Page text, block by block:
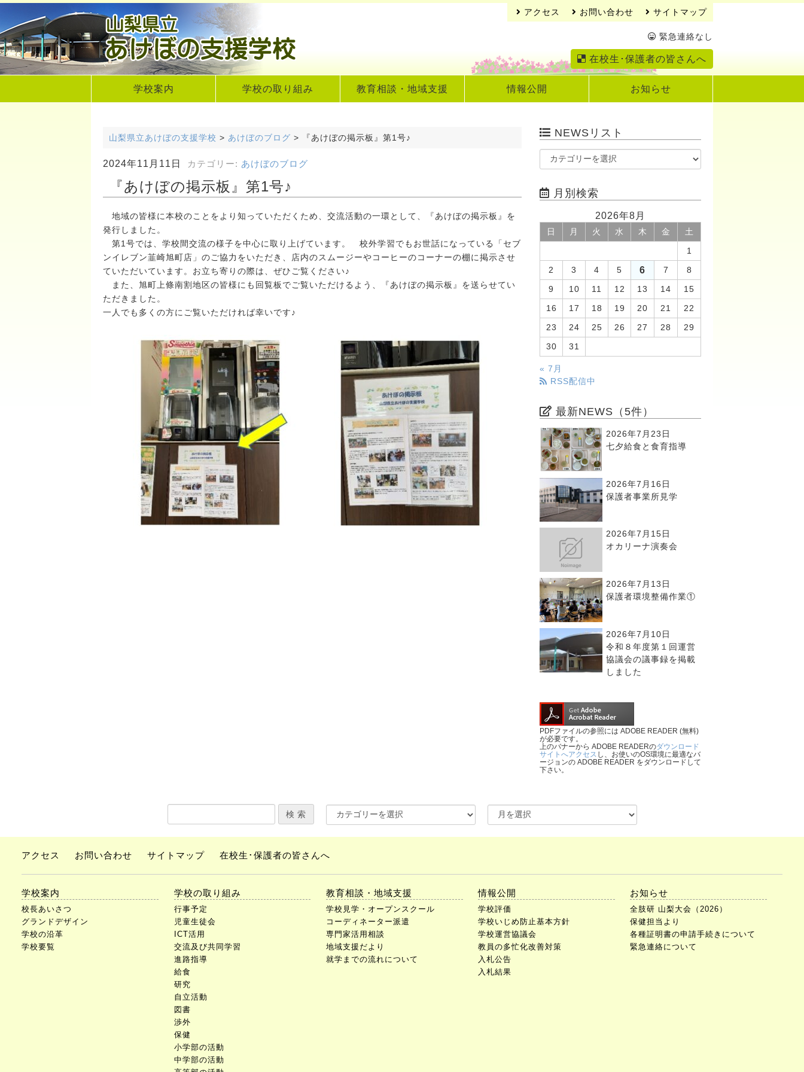
サイトマップ
お問い合わせ
アクセス
緊急連絡なし
在校生･保護者の皆さんへ
学校案内 学校の取り組み 教育相談・地域支援 情報公開 お知らせ
山梨県立あけぼの支援学校 > あけぼのブログ > 『あけぼの掲示板』第1号♪
2024年11月11日 カテゴリー: あけぼのブログ
『あけぼの掲示板』第1号♪
地域の皆様に本校のことをより知っていただくため、交流活動の一環として、『あけぼの掲示板』を
発行しました。
第1号では、学校間交流の様子を中心に取り上げています。 校外学習でもお世話になっている「セブ
ンイレブン韮崎旭町店」のご協力をいただき、店内のスムージーやコーヒーのコーナーの棚に掲示させ
ていただいています。お立ち寄りの際は、ぜひご覧ください♪
また、旭町上條南割地区の皆様にも回覧板でご覧いただけるよう、『あけぼの掲示板』を送らせてい
ただきました。
一人でも多くの方にご覧いただければ幸いです♪
NEWSリスト
月別検索
2026年8月
日 月 火 水 木 金 土
1
2 3 4 5 6 7 8
9 10 11 12 13 14 15
16 17 18 19 20 21 22
23 24 25 26 27 28 29
30 31
« 7月
RSS配信中
最新NEWS（5件）
2026年7月23日
七夕給食と食育指導
2026年7月16日
保護者事業所見学
2026年7月15日
オカリーナ演奏会
2026年7月13日
保護者環境整備作業①
2026年7月10日
令和８年度第１回運営
協議会の議事録を掲載
しました
PDFファイルの参照には ADOBE READER (無料)
が必要です。
上のバナーから ADOBE READERのダウンロード
サイトへアクセス し、お使いのOS環境に最適なバ
ージョンの ADOBE READER をダウンロードして
下さい。
アクセス お問い合わせ サイトマップ 在校生･保護者の皆さんへ
学校案内
校長あいさつ
グランドデザイン
学校の沿革
学校要覧
学校の取り組み
行事予定
児童生徒会
ICT活用
交流及び共同学習
進路指導
給食
研究
自立活動
図書
渉外
保健
小学部の活動
中学部の活動
教育相談・地域支援
学校見学・オープンスクール
コーディネーター派遣
専門家活用相談
地域支援だより
就学までの流れについて
情報公開
学校評価
学校いじめ防止基本方針
学校運営協議会
教員の多忙化改善対策
入札公告
入札結果
お知らせ
全肢研 山梨大会（2026）
保健担当より
各種証明書の申請手続きについて
緊急連絡について